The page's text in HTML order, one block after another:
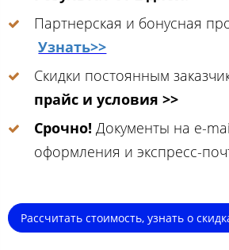
Партнерская и бонусная
Узнать>>
Скидки постоянным
прайс и условия >>
Срочно! Документы на e-
оформления и экспресс-
Рассчитать стоимость, узнать о